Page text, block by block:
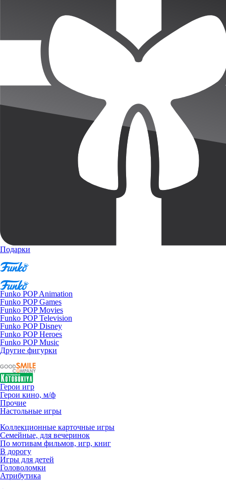
Подарки
Funko POP Animation
Funko POP Games
Funko POP Movies
Funko POP Television
Funko POP Disney
Funko POP Heroes
Funko POP Music
Другие фигурки
Герои игр
Герои кино, м/ф
Прочие
Настольные игры
Коллекционные карточные игры
Семейные, для вечеринок
По мотивам фильмов, игр, книг
В дорогу
Игры для детей
Головоломки
Атрибутика